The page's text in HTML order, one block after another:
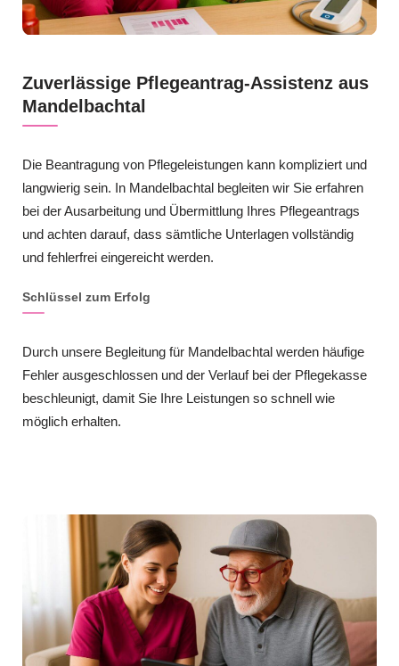
Zuverlässige Pflegeantrag-Assistenz aus
Mandelbachtal
Die Beantragung von Pflegeleistungen kann kompliziert und
langwierig sein. In Mandelbachtal begleiten wir Sie erfahren
bei der Ausarbeitung und Übermittlung Ihres Pflegeantrags
und achten darauf, dass sämtliche Unterlagen vollständig
und fehlerfrei eingereicht werden.
Schlüssel zum Erfolg
Durch unsere Begleitung für Mandelbachtal werden häufige
Fehler ausgeschlossen und der Verlauf bei der Pflegekasse
beschleunigt, damit Sie Ihre Leistungen so schnell wie
möglich erhalten.